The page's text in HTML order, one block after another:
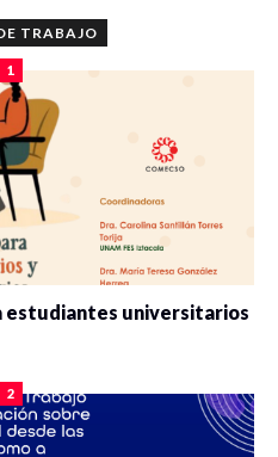
TRABAJO
1
estudiantes universitarios
2